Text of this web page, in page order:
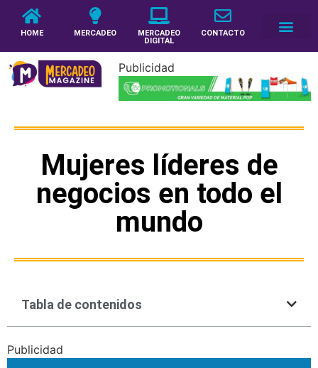
HOME MERCADEO
MERCADEO
DIGITAL
CONTACTO
Publicidad
Mujeres líderes de
negocios en todo el
mundo
Tabla de contenidos
Publicidad